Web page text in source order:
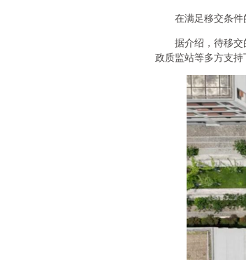
在满足移交条件
据介绍，待移
政质监站等多方支持